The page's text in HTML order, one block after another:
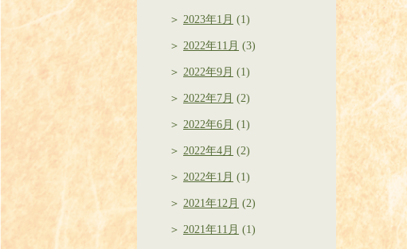
2023年1月 (1)
2022年11月 (3)
2022年9月 (1)
2022年7月 (2)
2022年6月 (1)
2022年4月 (2)
2022年1月 (1)
2021年12月 (2)
2021年11月 (1)